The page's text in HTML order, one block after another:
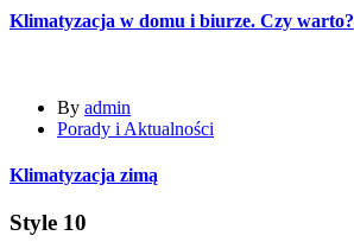
Klimatyzacja w domu i biurze. Czy warto?
By admin
Porady i Aktualności
Klimatyzacja zimą
Style 10